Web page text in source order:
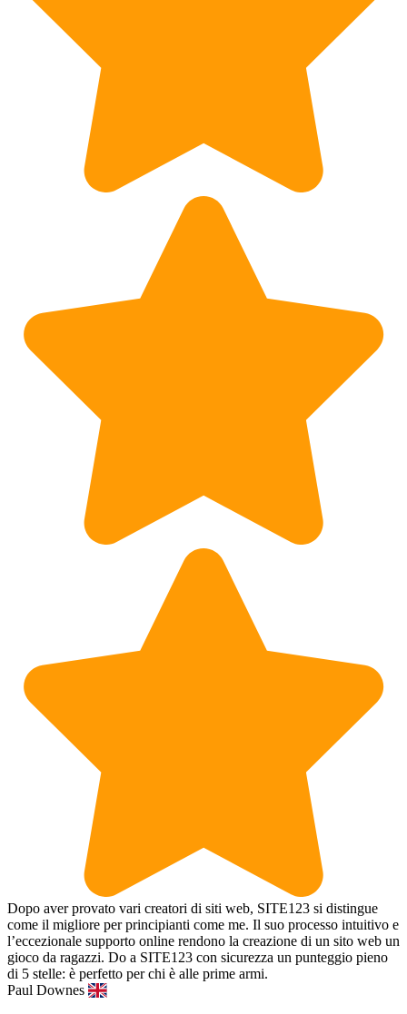
Dopo aver provato vari creatori di siti web, SITE123 si distingue
come il migliore per principianti come me. Il suo processo intuitivo e
l’eccezionale supporto online rendono la creazione di un sito web un
gioco da ragazzi. Do a SITE123 con sicurezza un punteggio pieno
di 5 stelle: è perfetto per chi è alle prime armi.
Paul Downes